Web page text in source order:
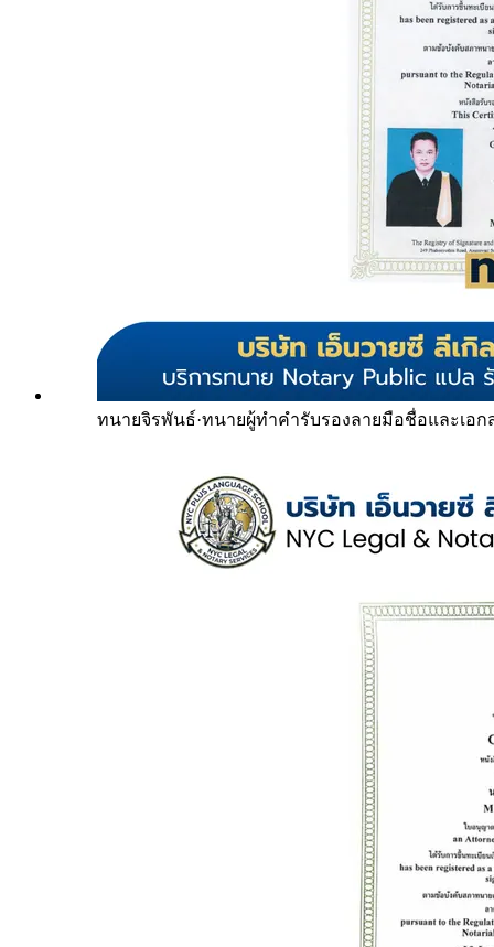
ทนายจิรพันธ์·ทนายผู้ทำคำรับรองลายมือชื่อและเอก